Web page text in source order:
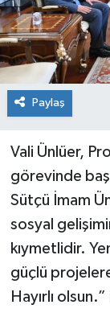
Paylaş
Vali Ünlüer,
görevinde
Sütçü İmam
sosyal
kıymetlidir.
güçlü
Hayırlı